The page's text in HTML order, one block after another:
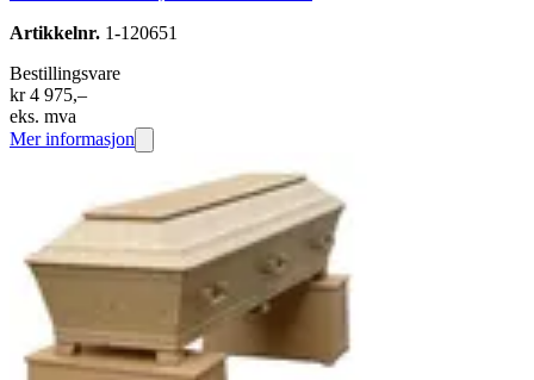
Artikkelnr. 1-120651
Bestillingsvare
kr 4 975,–
eks. mva
Mer informasjon